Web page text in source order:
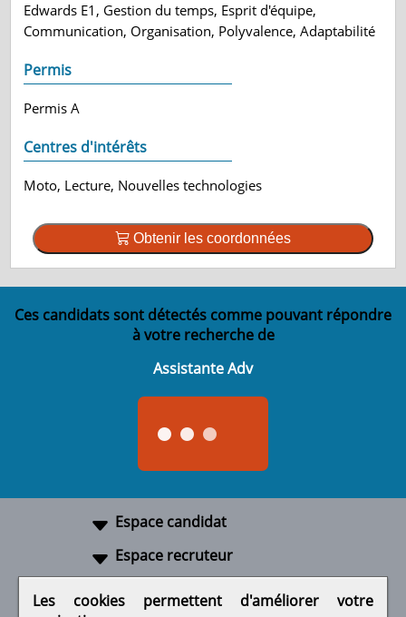
Edwards E1, Gestion du temps, Esprit d'équipe,
Communication, Organisation, Polyvalence, Adaptabilité
Permis
Permis A
Centres d'intérêts
Moto, Lecture, Nouvelles technologies
Obtenir les coordonnées
Ces candidats sont détectés comme pouvant répondre
à votre recherche de
Assistante Adv
Espace candidat
Espace recruteur
Les cookies permettent d'améliorer votre